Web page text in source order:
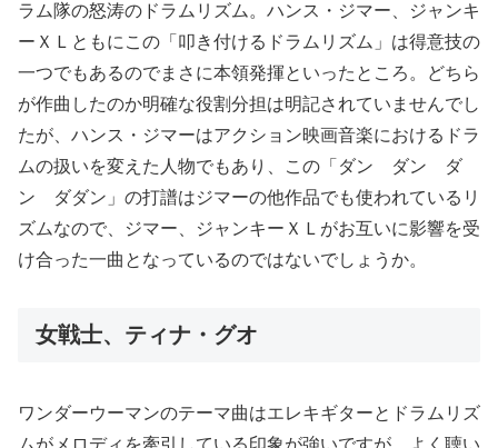
ラム隊の怒涛のドラムリズム。ハンス・ジマー、ジャンキ
ーＸＬともにこの「叩き付けるドラムリズム」は得意技の
一つでもあるのでまさに本領発揮といったところ。どちら
が作曲したのか明確な役割分担は明記されていませんでし
たが、ハンス・ジマーはアクション映画音楽におけるドラ
ムの扱いを変えた人物でもあり、この「ダン ダン ダ
ン ダダン」の打譜はジマーの他作品でも使われているリ
ズムなので、ジマー、ジャンキーＸＬがお互いに影響を受
け合った一曲となっているのではないでしょうか。
女戦士、ティナ・グオ
ワンダーウーマンのテーマ曲はエレキギターとドラムリズ